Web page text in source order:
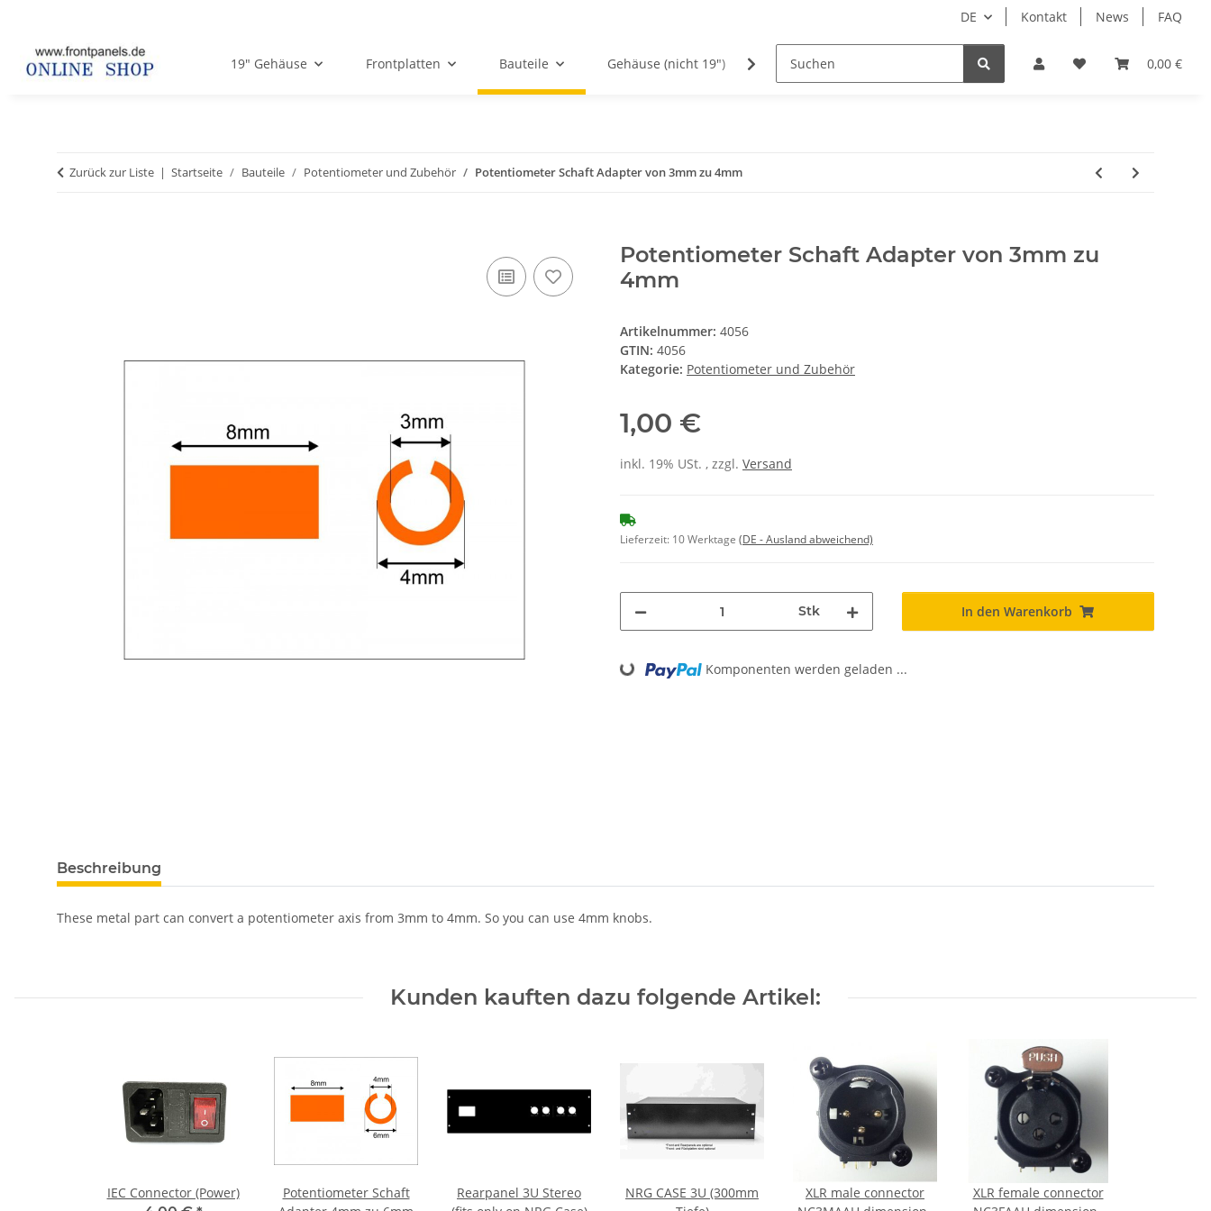
DE Kontakt News FAQ
0,00 €
19" Gehäuse Frontplatten Bauteile Gehäuse (nicht 19") PCBs
Zurück zur Liste Startseite Bauteile Potentiometer und Zubehör Potentiometer Schaft Adapter von 3mm zu 4mm
Potentiometer Schaft Adapter von 3mm zu
4mm
Artikelnummer: 4056
GTIN: 4056
Kategorie: Potentiometer und Zubehör
1,00 €
inkl. 19% USt. , zzgl. Versand
Lieferzeit: 10 Werktage (DE - Ausland abweichend)
Stk In den Warenkorb
Loading... Komponenten werden geladen ...
weitere Registerkarten anzeigen
Beschreibung
These metal part can convert a potentiometer axis from 3mm to 4mm. So you can use 4mm knobs.
Kunden kauften dazu folgende Artikel:
IEC Connector (Power)
Potentiometer Schaft
Rearpanel 3U Stereo
NRG CASE 3U (300mm
XLR male connector
XLR female connector